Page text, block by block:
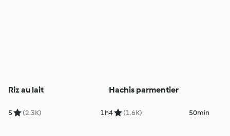
Riz au lait
5 (2.3K) 1h
Hachis parmentier
4 (1.6K) 50min